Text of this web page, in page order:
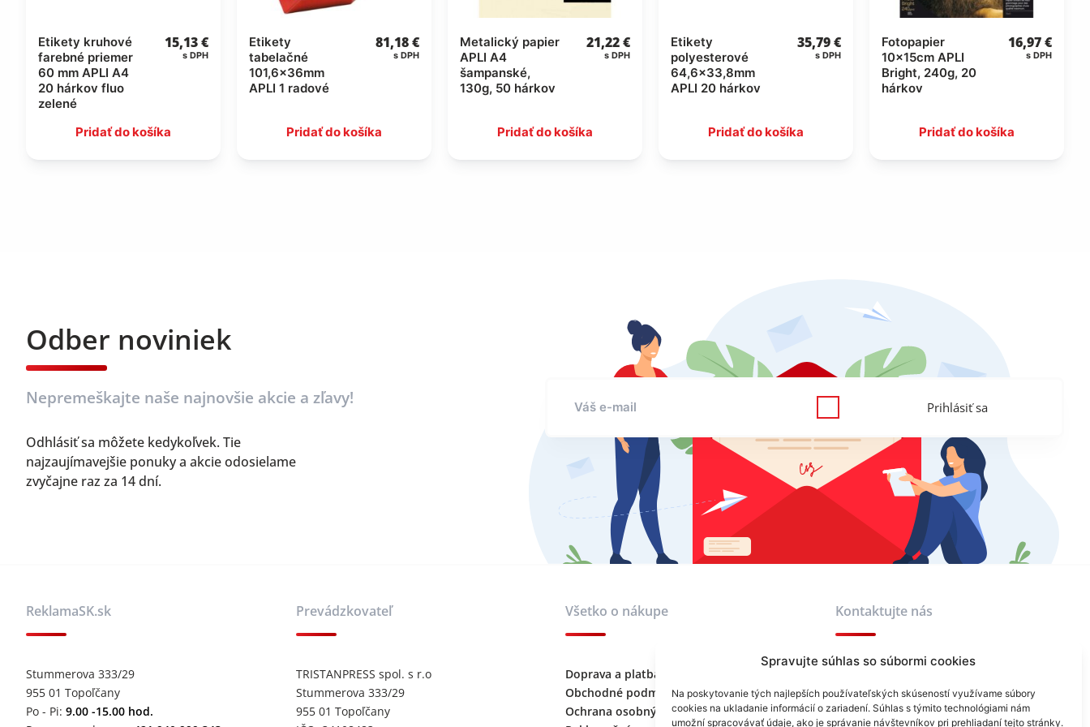
Spravujte súhlas so súbormi cookies
Na poskytovanie tých najlepších používateľských skúseností využívame súbory
cookies na ukladanie informácií o zariadení. Súhlas s týmito technológiami nám
umožní spracovávať údaje, ako je správanie návštevníkov pri prehliadaní tejto stránky.
Etikety kruhové
farebné priemer
60 mm APLI A4
20 hárkov fluo
zelené
15,13€
s DPH
Pridať do košíka
Etikety
tabelačné
101,6x36mm
APLI 1 radové
81,18€
s DPH
Pridať do košíka
Metalický papier
APLI A4
šampanské,
130g, 50 hárkov
21,22€
s DPH
Pridať do košíka
Etikety
polyesterové
64,6×33,8mm
APLI 20 hárkov
35,79€
s DPH
Pridať do košíka
Fotopapier
10x15cm APLI
Bright, 240g, 20
hárkov
16,97€
s DPH
Pridať do košíka
Odber noviniek
Nepremeškajte naše najnovšie akcie a zľavy!
Odhlásiť sa môžete kedykoľvek. Tie
najzaujímavejšie ponuky a akcie odosielame
zvyčajne raz za 14 dní.
Prihlásiť sa
ReklamaSK.sk
Stummerova 333/29
955 01 Topoľčany
Po - Pi: 9.00 -15.00 hod.
Prevádzkovateľ
TRISTANPRESS spol. s r.o
Stummerova 333/29
955 01 Topoľčany
Všetko o nákupe
Doprava a platba
Obchodné podmienky
Ochrana osobných údajov
Kontaktujte nás
info@reklamask.sk